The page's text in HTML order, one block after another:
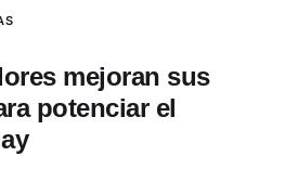
mejoran sus
potenciar el